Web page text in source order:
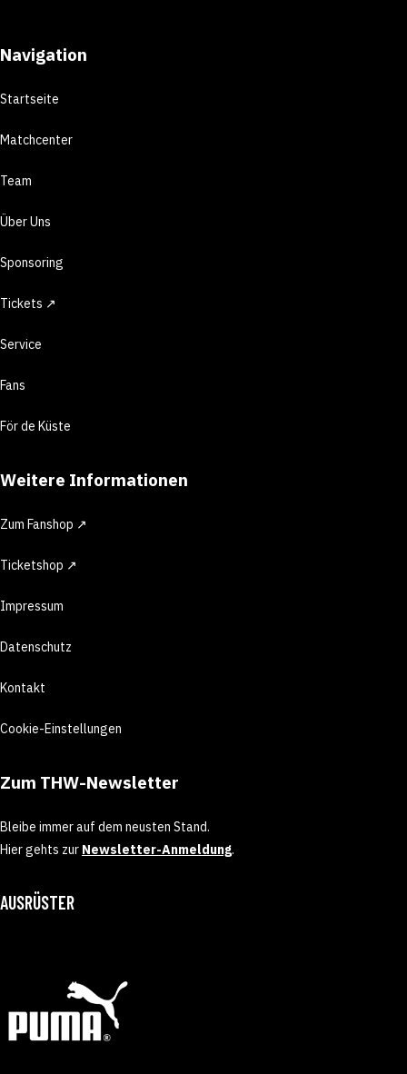
Navigation
Startseite
Matchcenter
Team
Über Uns
Sponsoring
Tickets ↗
Service
Fans
För de Küste
Weitere Informationen
Zum Fanshop ↗
Ticketshop ↗
Impressum
Datenschutz
Kontakt
Cookie-Einstellungen
Zum THW-Newsletter
Bleibe immer auf dem neusten Stand.
Hier gehts zur Newsletter-Anmeldung.
AUSRÜSTER